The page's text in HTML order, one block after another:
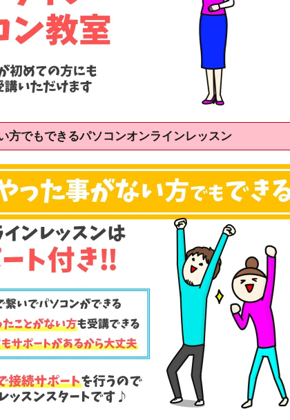
方でもできるパソコンオンラインレッスン